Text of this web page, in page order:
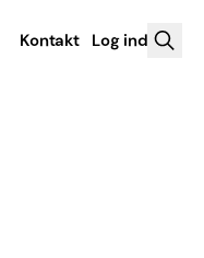
Kontakt Log ind